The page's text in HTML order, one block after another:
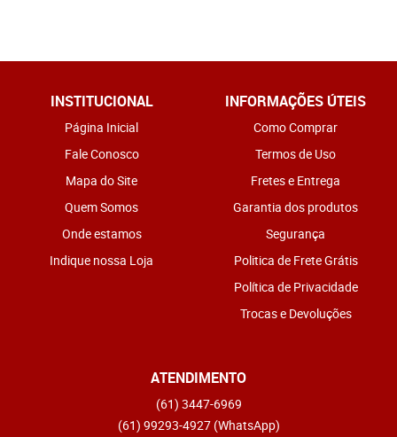
INSTITUCIONAL
Página Inicial
Fale Conosco
Mapa do Site
Quem Somos
Onde estamos
Indique nossa Loja
INFORMAÇÕES ÚTEIS
Como Comprar
Termos de Uso
Fretes e Entrega
Garantia dos produtos
Segurança
Politica de Frete Grátis
Política de Privacidade
Trocas e Devoluções
ATENDIMENTO
(61) 3447-6969
(61) 99293-4927 (WhatsApp)